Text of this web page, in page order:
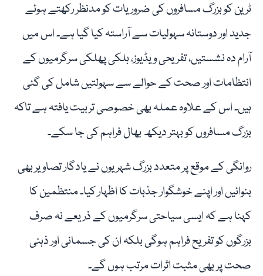
ٹرین کو بزرگ مسافروں کی ضروریات کو مدنظر رکھتے ہوئے
جدید اور دوستانہ سہولیات سے آراستہ کیا گیا ہے۔ اس میں
آرام دہ نشستیں، تفریحی ویڈیوز، ہلکی پھلکی سرگرمیوں کے
انتظامات اور صحت کے حوالے سے سہولتیں شامل کی گئی
ہیں۔ اس کے علاوہ عملہ بھی خصوصی تربیت یافتہ ہے تاکہ
بزرگ مسافروں کو بہتر دیکھ بھال فراہم کی جا سکے۔
روانگی کے موقع پر متعدد بزرگ شہریوں نے یادگار تصاویر بھی
بنوائیں اور اپنے خوشگوار جذبات کا اظہار کیا۔ منتظمین کا
کہنا ہے کہ ایسی سیاحتی سرگرمیوں کے ذریعے نہ صرف
بزرگوں کو تفریح فراہم ہوگی بلکہ ان کی جسمانی اور ذہنی
صحت پر بھی مثبت اثرات مرتب ہوں گے۔